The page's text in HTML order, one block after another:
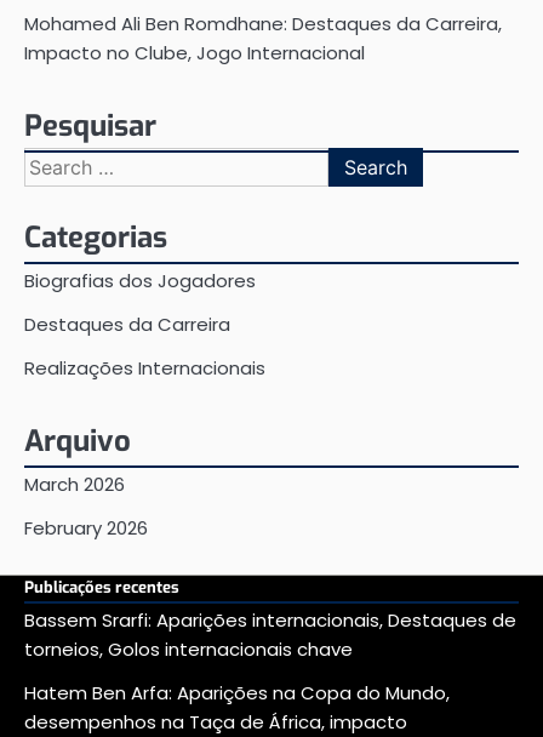
Mohamed Ali Ben Romdhane: Destaques da Carreira,
Impacto no Clube, Jogo Internacional
Pesquisar
Search
for:
Categorias
Biografias dos Jogadores
Destaques da Carreira
Realizações Internacionais
Arquivo
March 2026
February 2026
Publicações recentes
Bassem Srarfi: Aparições internacionais, Destaques de
torneios, Golos internacionais chave
Hatem Ben Arfa: Aparições na Copa do Mundo,
desempenhos na Taça de África, impacto